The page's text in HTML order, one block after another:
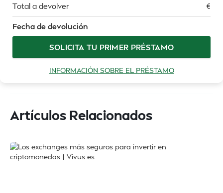
Total a devolver €
Fecha de devolución
SOLICITA TU PRIMER PRÉSTAMO
INFORMACIÓN SOBRE EL PRÉSTAMO
Artículos Relacionados